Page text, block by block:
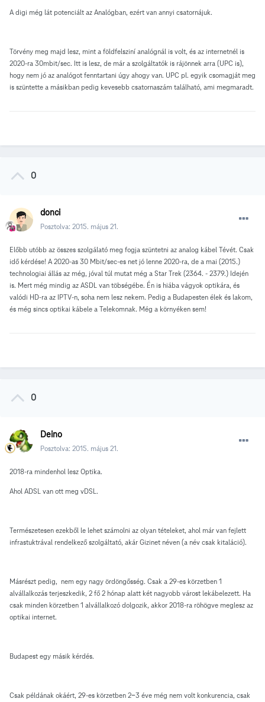
A digi még lát potenciált az Analógban, ezért van annyi csatornájuk.
Törvény meg majd lesz, mint a földfelsziní analógnál is volt, és az internetnél is
2020-ra 30mbit/sec. Itt is lesz, de már a szolgáltatók is rájönnek arra (UPC is),
hogy nem jó az analógot fenntartani úgy ahogy van. UPC pl. egyik csomagját meg
is szüntette a másikban pedig kevesebb csatornaszám található, ami megmaradt.
0
donci
Posztolva: 2015. május 21.
Előbb utóbb az összes szolgálató meg fogja szüntetni az analog kábel Tévét. Csak
idő kérdése! A 2020-as 30 Mbit/sec-es net jó lenne 2020-ra, de a mai (2015.)
technologiai állás az még, jóval túl mutat még a Star Trek (2364. - 2379.) Idején
is. Mert még mindig az ASDL van töbségébe. Én is hiába vágyok optikára, és
valódi HD-ra az IPTV-n, soha nem lesz nekem. Pedig a Budapesten élek és lakom,
és még sincs optikai kábele a Telekomnak. Még a környéken sem!
0
Deino
Posztolva: 2015. május 21.
2018-ra mindenhol lesz Optika.
Ahol ADSL van ott meg vDSL.
Természetesen ezekből le lehet számolni az olyan tételeket, ahol már van fejlett
infrastuktrával rendelkező szolgáltató, akár Gizinet néven (a név csak kitaláció).
Másrészt pedig, nem egy nagy ördöngősség. Csak a 29-es körzetben 1
alvállalkozás terjeszkedik, 2 fő 2 hónap alatt két nagyobb várost lekábelezett. Ha
csak minden körzetben 1 alvállalkozó dolgozik, akkor 2018-ra röhögve meglesz az
optikai internet.
Budapest egy másik kérdés.
Csak példának okáért, 29-es körzetben 2-3 éve még nem volt konkurencia, csak